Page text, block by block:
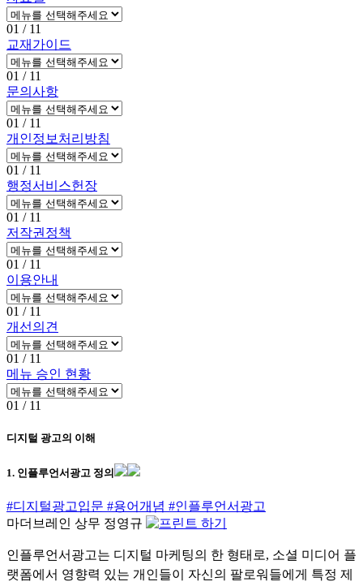
01 / 11
교재가이드
01 / 11
문의사항
01 / 11
개인정보처리방침
01 / 11
행정서비스헌장
01 / 11
저작권정책
01 / 11
이용안내
01 / 11
개선의견
01 / 11
메뉴 승인 현황
01 / 11
디지털 광고의 이해
1. 인플루언서광고 정의
#디지털광고입문 #용어개념 #인플루언서광고
마더브레인 상무 정영규
인플루언서광고는 디지털 마케팅의 한 형태로, 소셜 미디어 플
랫폼에서 영향력 있는 개인들이 자신의 팔로워들에게 특정 제